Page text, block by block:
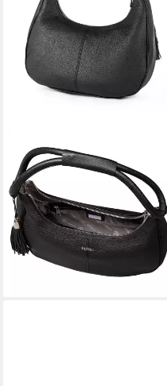
ROECKL
Schultertasche SELENE ELK
SHOULDERBAG MEDIUM
369,00 €
lieferbar - in 5-6 Werktagen bei dir